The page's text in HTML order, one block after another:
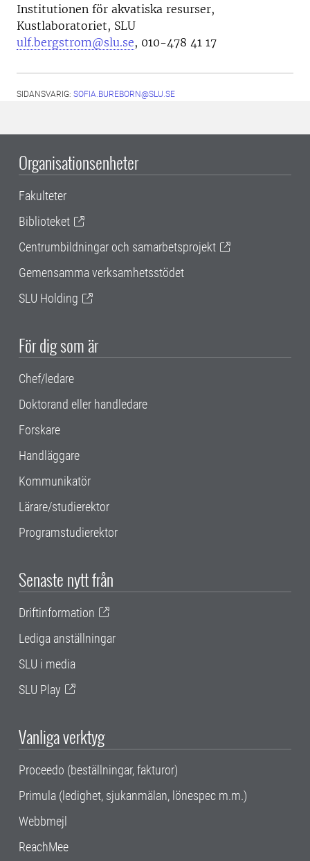
Institutionen för akvatiska resurser,
Kustlaboratoriet, SLU
ulf.bergstrom@slu.se, 010-478 41 17
SIDANSVARIG: SOFIA.BUREBORN@SLU.SE
Organisationsenheter
Fakulteter
Biblioteket
Centrumbildningar och samarbetsprojekt
Gemensamma verksamhetsstödet
SLU Holding
För dig som är
Chef/ledare
Doktorand eller handledare
Forskare
Handläggare
Kommunikatör
Lärare/studierektor
Programstudierektor
Senaste nytt från
Driftinformation
Lediga anställningar
SLU i media
SLU Play
Vanliga verktyg
Proceedo (beställningar, fakturor)
Primula (ledighet, sjukanmälan, lönespec m.m.)
Webbmejl
ReachMee